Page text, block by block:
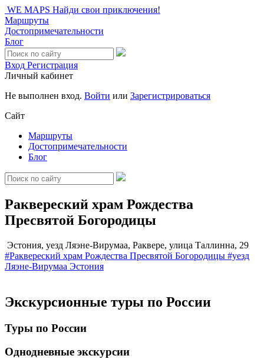
WE MAPS Найди свои приключения!
Маршруты
Достопримечательности
Блог
Вход Регистрация
Личный кабинет
Не выполнен вход. Войти или Зарегистрироваться
Сайт
Маршруты
Достопримечательности
Блог
Раквереский храм Рождества
Пресвятой Богородицы
Эстония, уезд Ляэне-Вирумаа, Раквере, улица Таллинна, 29
#Раквереский храм Рождества Пресвятой Богородицы #уезд
Ляэне-Вирумаа Эстония
Экскурсионные туры по России
Туры по России
Однодневные экскурсии